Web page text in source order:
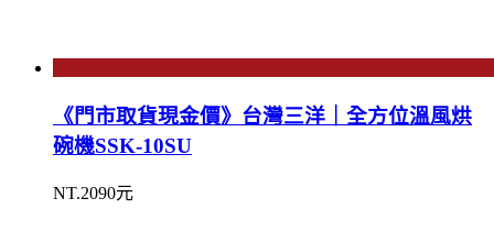
《門市取貨現金價》台灣三洋｜全方位溫風烘
碗機SSK-10SU
NT.2090元